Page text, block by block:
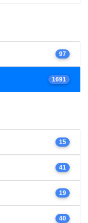
97
1691
15
41
19
40